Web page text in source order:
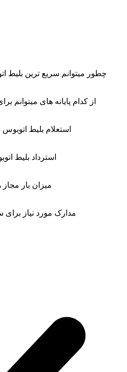
چطور میتوانم سریع ترین بلیط
از کدام پایانه های میتوانم
استعلام بلیط
استرداد بلیط
میزان بار
مدارک مورد نیاز